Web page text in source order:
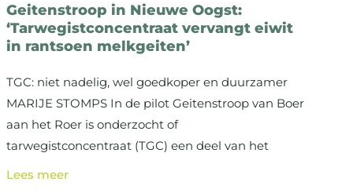
Geitenstroop in Nieuwe Oogst:
‘Tarwegistconcentraat vervangt eiwit
in rantsoen melkgeiten’
TGC: niet nadelig, wel goedkoper en duurzamer
MARIJE STOMPS In de pilot Geitenstroop van Boer
aan het Roer is onderzocht of
tarwegistconcentraat (TGC) een deel van het
Lees meer